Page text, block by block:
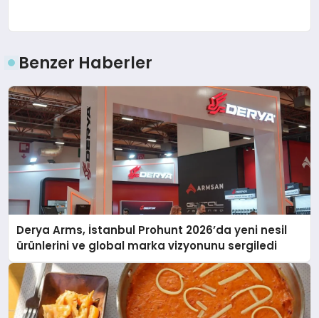
Benzer Haberler
Derya Arms, İstanbul Prohunt 2026’da yeni nesil
ürünlerini ve global marka vizyonunu sergiledi